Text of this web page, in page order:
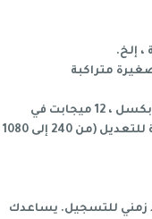
إلخ.
يدعم Screen Video Recorder تسجيل شاشة الألعاب بأعلى جودة ، 1080 بكسل ، 12 ميجابت في
الثانية ، 60 إطارًا في الثانية. بالطبع ، يمكنك تسجيل الشاشة بدقة قابلة للتعديل (من 240 إلى 1080
زمني للتسجيل. يساعدك